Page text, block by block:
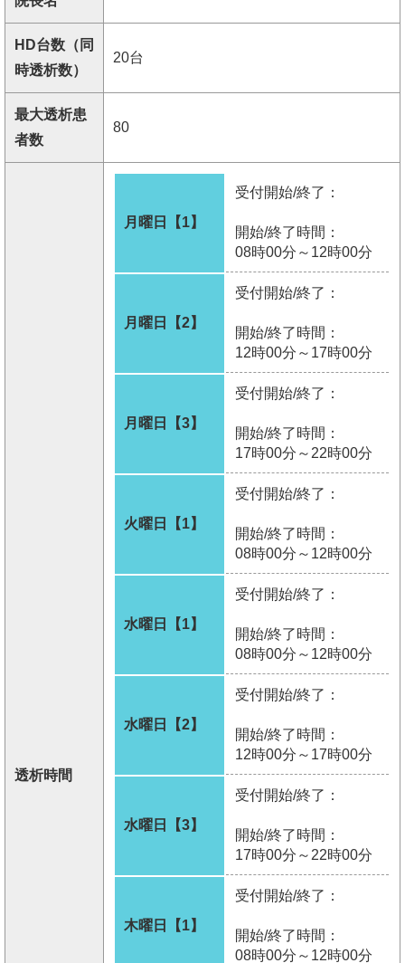
HD台数（同
時透析数）
20台
最大透析患
者数
80
透析時間
月曜日【1】
受付開始/終了：
開始/終了時間：
08時00分～12時00分
月曜日【2】
受付開始/終了：
開始/終了時間：
12時00分～17時00分
月曜日【3】
受付開始/終了：
開始/終了時間：
17時00分～22時00分
火曜日【1】
受付開始/終了：
開始/終了時間：
08時00分～12時00分
水曜日【1】
受付開始/終了：
開始/終了時間：
08時00分～12時00分
水曜日【2】
受付開始/終了：
開始/終了時間：
12時00分～17時00分
水曜日【3】
受付開始/終了：
開始/終了時間：
17時00分～22時00分
木曜日【1】
受付開始/終了：
開始/終了時間：
08時00分～12時00分